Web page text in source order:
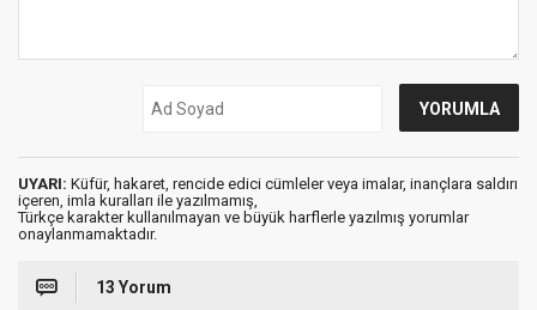
UYARI: Küfür, hakaret, rencide edici cümleler veya imalar, inançlara saldırı
içeren, imla kuralları ile yazılmamış,
Türkçe karakter kullanılmayan ve büyük harflerle yazılmış yorumlar
onaylanmamaktadır.
13 Yorum